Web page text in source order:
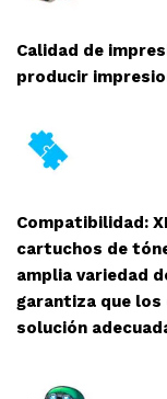
Calidad de
producir
Compatibilidad:
cartuchos de
amplia variedad
garantiza que
solución